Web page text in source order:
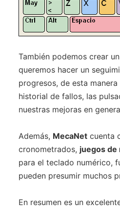
También podemos crear
queremos hacer un
progresos, de esta
historial de fallos, las
nuestras mejoras en
Además, MecaNet cuenta
cronometrados, juegos de
para el teclado numérico,
pueden presumir muchos
En resumen es un